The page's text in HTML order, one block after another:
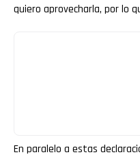
quiero aprovecharla, por lo
En paralelo a estas